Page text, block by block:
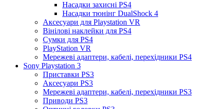
Насадки захисні PS4
Насадки тюнінг DualShock 4
Аксесуари для Playstation VR
Вінілові наклейки для PS4
Сумки для PS4
PlayStation VR
Мережеві адаптери, кабелі, перехідники PS4
Sony Playstation 3
Приставки PS3
Аксесуари PS3
Мережеві адаптери, кабелі, перехідники PS3
Приводи PS3